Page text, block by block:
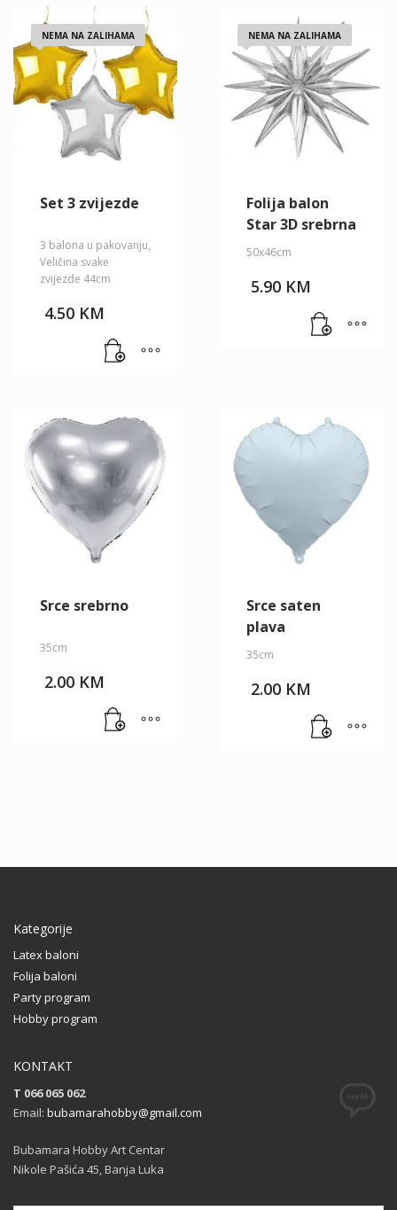
NEMA NA ZALIHAMA
Set 3 zvijezde
3 balona u pakovanju,
Veličina svake
zvijezde 44cm
4.50 KM
NEMA NA ZALIHAMA
Folija balon
Star 3D srebrna
50x46cm
5.90 KM
Srce srebrno
35cm
2.00 KM
Srce saten
plava
35cm
2.00 KM
Kategorije
Latex baloni
Folija baloni
Party program
Hobby program
KONTAKT
T 066 065 062
Email: bubamarahobby@gmail.com
Bubamara Hobby Art Centar
Nikole Pašića 45, Banja Luka